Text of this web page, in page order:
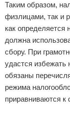
Таким образом,
физлицами, так и
как определяется
должна
сбору. При
удастся
обязаны
режима
приравниваются